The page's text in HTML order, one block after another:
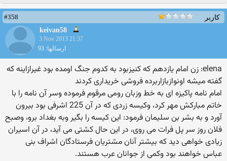
کاربر
#358
keivan58
3 Nov 2013 21:37
ارسالها: 93
elena: زن امام یازدهم که کنیزبود به کدوم جنگ اومده بود غیرازاینه که
گفته میشه اونوازبازاربرده فروشی خریداری کردند
امام نامه پاکیزه اى به خط وزبان رومى مرقوم فرموده وسر آن نامه را با
خاتم مبارکش مهر کرد، وکیسه زردى که در آن 225 اشرفى بود بیرون
آورد و به بشر بن سلیمان فرمود: این کیسه را بگیر وبه بغداد برو، وصبح
فلان روز سر پل فرات مى روى، در این حال کشتى مى آید، در آن اسیران
زیادى خواهى دید که بیشتر آنان مشتریان فرستادگان اشراف بنى
عباس خواهند بود وکمى از جوانان عرب هستند.